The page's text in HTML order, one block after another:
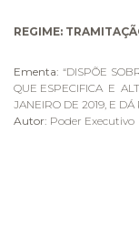
REGIME:
Ementa: “DISPÕE
QUE ESPECIFICA E
JANEIRO DE 2019, E
Autor: Poder Executivo